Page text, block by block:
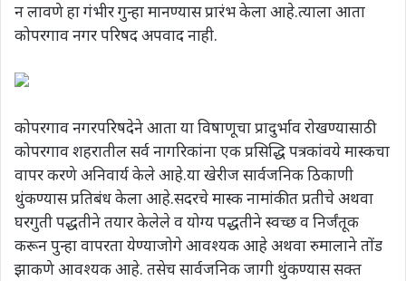
न लावणे हा गंभीर गुन्हा मानण्यास प्रारंभ केला आहे.त्याला आता
कोपरगाव नगर परिषद अपवाद नाही.
कोपरगाव नगरपरिषदेने आता या विषाणूचा प्रादुर्भाव रोखण्यासाठी
कोपरगाव शहरातील सर्व नागरिकांना एक प्रसिद्धि पत्रकांवये मास्कचा
वापर करणे अनिवार्य केले आहे.या खेरीज सार्वजनिक ठिकाणी
थुंकण्यास प्रतिबंध केला आहे.सदरचे मास्क नामांकीत प्रतीचे अथवा
घरगुती पद्धतीने तयार केलेले व योग्य पद्धतीने स्वच्छ व निर्जंतूक
करून पुन्हा वापरता येण्याजोगे आवश्यक आहे अथवा रुमालाने तोंड
झाकणे आवश्यक आहे. तसेच सार्वजनिक जागी थुंकण्यास सक्त